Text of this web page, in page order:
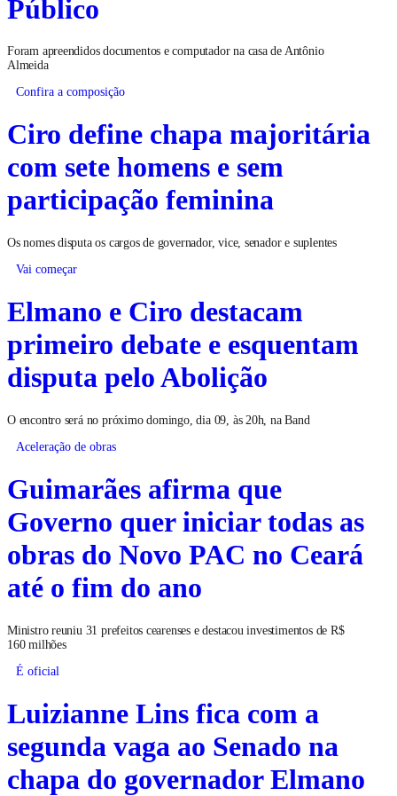
Público
Foram apreendidos documentos e computador na casa de Antônio
Almeida
Confira a composição
Ciro define chapa majoritária
com sete homens e sem
participação feminina
Os nomes disputa os cargos de governador, vice, senador e suplentes
Vai começar
Elmano e Ciro destacam
primeiro debate e esquentam
disputa pelo Abolição
O encontro será no próximo domingo, dia 09, às 20h, na Band
Aceleração de obras
Guimarães afirma que
Governo quer iniciar todas as
obras do Novo PAC no Ceará
até o fim do ano
Ministro reuniu 31 prefeitos cearenses e destacou investimentos de R$
160 milhões
É oficial
Luizianne Lins fica com a
segunda vaga ao Senado na
chapa do governador Elmano